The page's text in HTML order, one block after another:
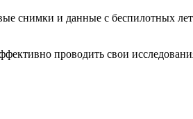
снимки и данные с беспилотных
проводить свои